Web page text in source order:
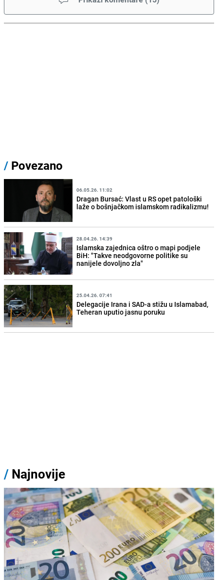
/ Povezano
06.05.26. 11:02
Dragan Bursać: Vlast u RS opet patološki
laže o bošnjačkom islamskom radikalizmu!
28.04.26. 14:39
Islamska zajednica oštro o mapi podjele
BiH: "Takve neodgovorne politike su
nanijele dovoljno zla"
25.04.26. 07:41
Delegacije Irana i SAD-a stižu u Islamabad,
Teheran uputio jasnu poruku
/ Najnovije